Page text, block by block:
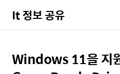
It 정보 공유
상
본
문
Windows 11을 지